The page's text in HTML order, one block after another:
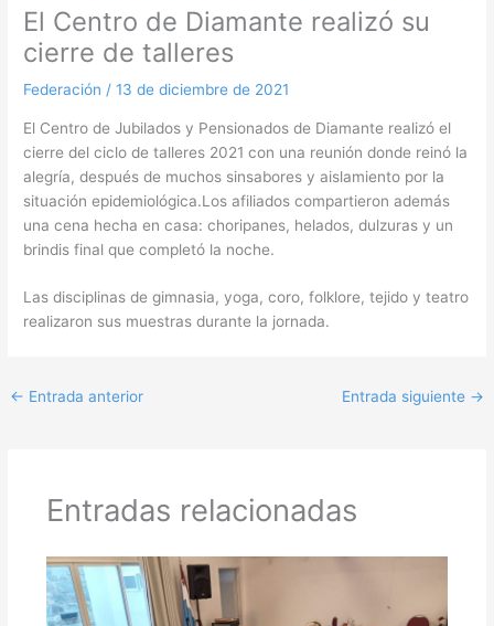
El Centro de Diamante realizó su
cierre de talleres
Federación /13 de diciembre de 2021
El Centro de Jubilados y Pensionados de Diamante realizó el
cierre del ciclo de talleres 2021 con una reunión donde reinó la
alegría, después de muchos sinsabores y aislamiento por la
situación epidemiológica.Los afiliados compartieron además
una cena hecha en casa: choripanes, helados, dulzuras y un
brindis final que completó la noche.
Las disciplinas de gimnasia, yoga, coro, folklore, tejido y teatro
realizaron sus muestras durante la jornada.
← Entrada anterior Entrada siguiente →
Entradas relacionadas